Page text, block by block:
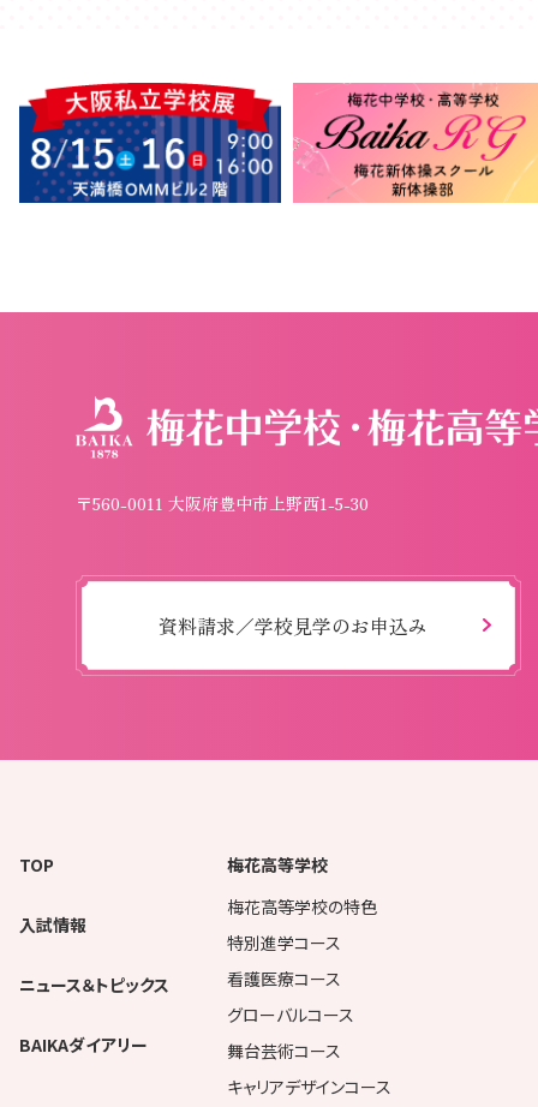
〒560-0011 大阪府豊中市上野西1-5-30
資料請求／学校見学のお申込み
TOP
入試情報
ニュース＆トピックス
BAIKAダイアリー
梅花高等学校
梅花高等学校の特色
特別進学コース
看護医療コース
グローバルコース
舞台芸術コース
キャリアデザインコース